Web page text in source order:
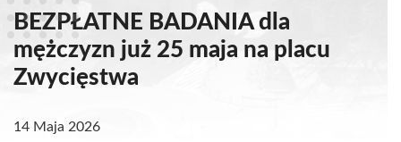
BEZPŁATNE BADANIA dla
mężczyzn już 25 maja na placu
Zwycięstwa
14 Maja 2026